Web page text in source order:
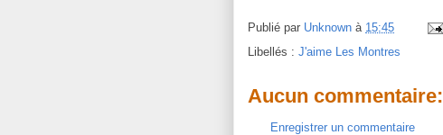
Publié par Unknown à 15:45
Libellés : J'aime Les Montres
Aucun commentaire:
Enregistrer un commentaire